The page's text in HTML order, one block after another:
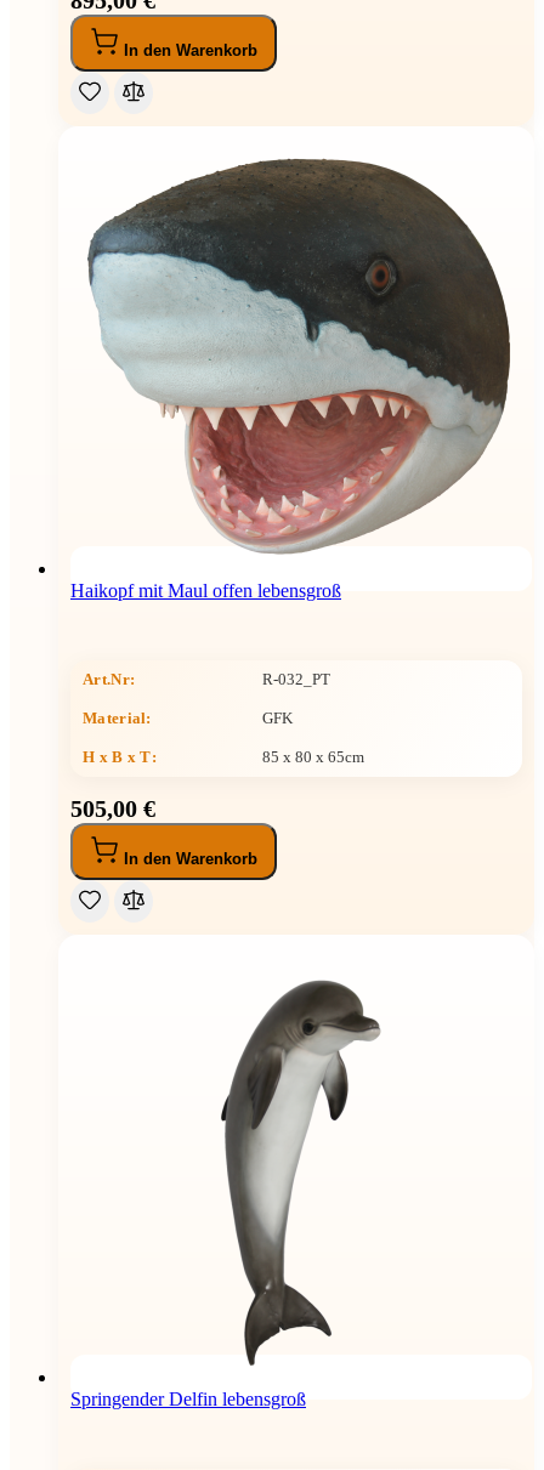
In den Warenkorb
Haikopf mit Maul offen lebensgroß
Art.Nr: R-032_PT
Material: GFK
H x B x T: 85 x 80 x 65cm
505,00 €
In den Warenkorb
Springender Delfin lebensgroß